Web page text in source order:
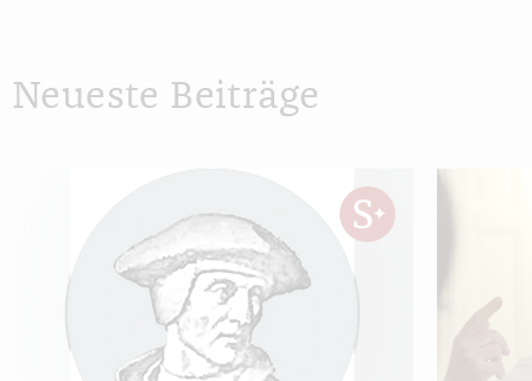
Neueste Beiträge